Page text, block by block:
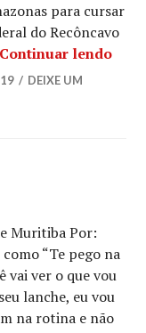
para cursar
do Recôncavo
Continuar lendode
DEIXE UM
Muritiba Por:
“Te pego na
vai ver o que vou
lanche, eu vou
na rotina e não